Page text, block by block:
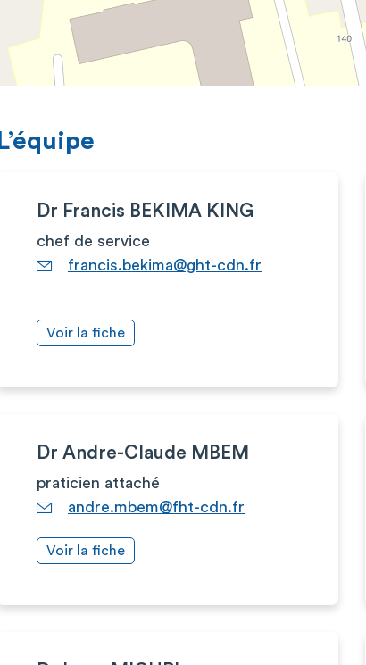
L’équipe
Dr Francis BEKIMA KING
chef de service
francis.bekima@ght-cdn.fr
Voir la fiche
Dr Andre-Claude MBEM
praticien attaché
andre.mbem@fht-cdn.fr
Voir la fiche